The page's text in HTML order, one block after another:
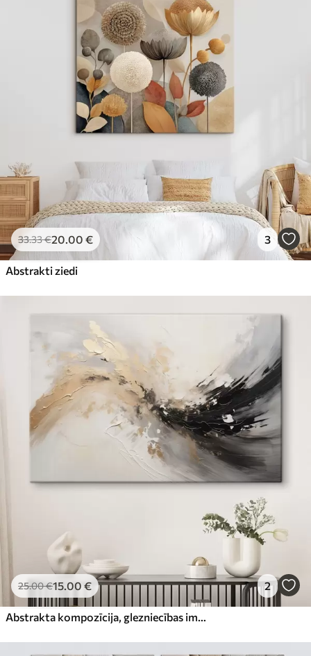
33.33€20.00 € 3
Abstrakti ziedi
25.00€15.00 € 2
Abstrakta kompozīcija, glezniecības imitācija